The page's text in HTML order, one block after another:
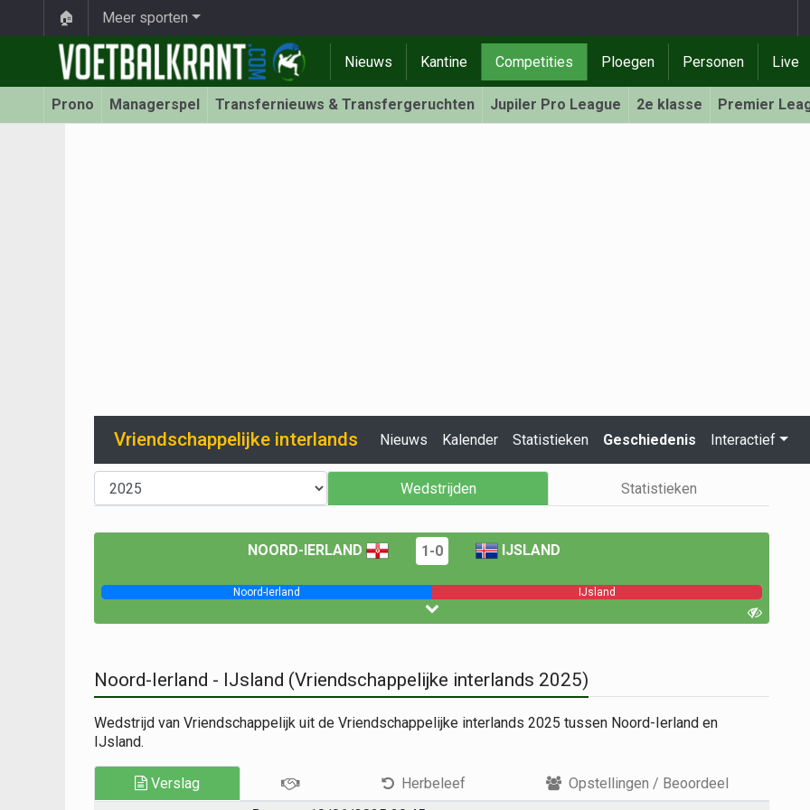
🏠 Meer sporten
Nieuws Kantine Competities Ploegen Personen Live
Prono Managerspel Transfernieuws & Transfergeruchten Jupiler Pro League 2e klasse Premier
Vriendschappelijke interlands Nieuws Kalender Statistieken Geschiedenis Interactief
Wedstrijden Statistieken
NOORD-IERLAND 1-0 IJSLAND
Noord-Ierland IJsland
Noord-Ierland - IJsland (Vriendschappelijke interlands 2025)
Wedstrijd van Vriendschappelijk uit de Vriendschappelijke interlands 2025 tussen Noord-Ierland en
IJsland.
Verslag Herbeleef
Opstellingen / Beoordeel